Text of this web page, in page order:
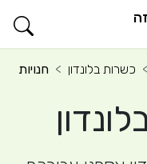
כשרות בלונדון
חנויות